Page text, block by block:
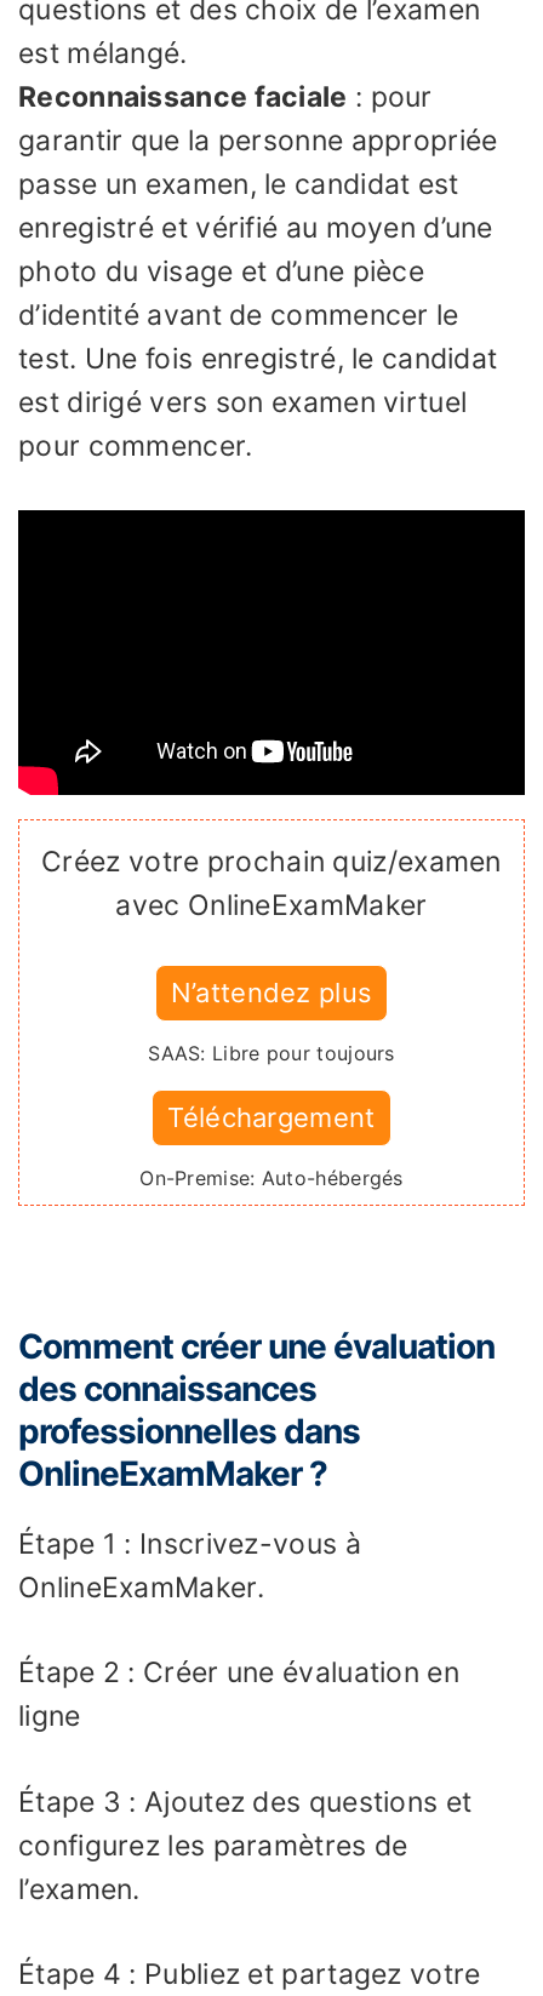
questions et des choix de l’examen
est mélangé.
Reconnaissance faciale : pour
garantir que la personne appropriée
passe un examen, le candidat est
enregistré et vérifié au moyen d’une
photo du visage et d’une pièce
d’identité avant de commencer le
test. Une fois enregistré, le candidat
est dirigé vers son examen virtuel
pour commencer.
Créez votre prochain quiz/examen
avec OnlineExamMaker
N’attendez plus
SAAS: Libre pour toujours
Téléchargement
On-Premise: Auto-hébergés
Comment créer une évaluation
des connaissances
professionnelles dans
OnlineExamMaker ?
Étape 1 : Inscrivez-vous à
OnlineExamMaker.
Étape 2 : Créer une évaluation en
ligne
Étape 3 : Ajoutez des questions et
configurez les paramètres de
l’examen.
Étape 4 : Publiez et partagez votre